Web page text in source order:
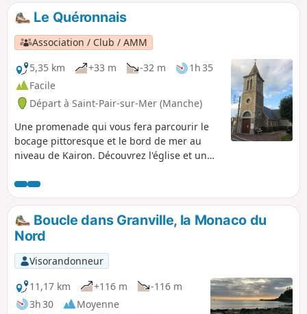
Le Quéronnais
Association / Club / AMM
5,35 km
+33 m -32 m
1h 35
Facile
Départ à Saint-Pair-sur-Mer (Manche)
Une promenade qui vous fera parcourir le
bocage pittoresque et le bord de mer au
niveau de Kairon. Découvrez l'église et un
Boucle dans Granville, la Monaco du
Nord
Visorandonneur
11,17 km
+116 m
-116 m
3h 30
Moyenne